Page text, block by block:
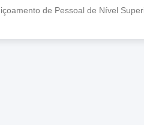
de Pessoal de Nível